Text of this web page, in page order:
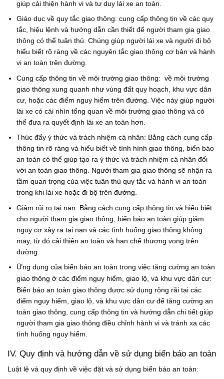
giúp cải thiện hành vi và tư duy lái xe an toàn.
Giáo dục về quy tắc giao thông: cung cấp thông tin về các quy
tắc, hiệu lệnh và hướng dẫn cần thiết để người tham gia giao
thông có thể tuân thủ. Chúng giúp người lái xe và người đi bộ
hiểu biết rõ ràng về các nguyên tắc giao thông cơ bản và hành
vi an toàn trên đường.
Cung cấp thông tin về môi trường giao thông: về môi trường
giao thông xung quanh như vùng đất quy hoạch, khu vực dân
cư, hoặc các điểm nguy hiểm trên đường. Việc này giúp người
lái xe có cái nhìn tổng quan về môi trường giao thông và có
thể đưa ra quyết định lái xe an toàn hơn.
Thúc đẩy ý thức và trách nhiệm cá nhân: Bằng cách cung cấp
thông tin rõ ràng và hiểu biết về tình hình giao thông, biển báo
an toàn có thể giúp tạo ra ý thức và trách nhiệm cá nhân đối
với an toàn giao thông. Người tham gia giao thông sẽ nhận ra
tầm quan trọng của việc tuân thủ quy tắc và hành vi an toàn
trong khi lái xe hoặc đi bộ trên đường.
Giảm rủi ro tai nạn: Bằng cách cung cấp thông tin và hiểu biết
cho người tham gia giao thông, biển báo an toàn giúp giảm
nguy cơ xảy ra tai nạn và các tình huống giao thông không
may, từ đó cải thiện an toàn và hạn chế thương vong trên
đường.
Ứng dụng của biển báo an toàn trong việc tăng cường an toàn
giao thông ở các điểm nguy hiểm, giao lộ, và khu vực dân cư:
Biển báo an toàn giao thông được sử dụng rộng rãi tại các
điểm nguy hiểm, giao lộ, và khu vực dân cư để tăng cường an
toàn giao thông, cung cấp thông tin và hướng dẫn chi tiết giúp
người tham gia giao thông điều chỉnh hành vi và tránh xa các
tình huống nguy hiểm.
IV. Quy định và hướng dẫn về sử dụng biển báo an toàn
Luật lệ và quy định về việc đặt và sử dụng biển báo an toàn: